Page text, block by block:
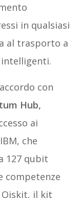
in qualsiasi
al trasporto a
con
Hub,
ai
che
127 qubit
competenze
il kit